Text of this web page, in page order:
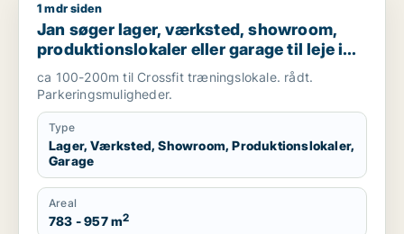
Jan søger lager, værksted, showroom, produktionslokaler
1 mdr siden
Jan søger lager, værksted, showroom,
produktionslokaler eller garage til leje i
Hørsholm eller Kokkedal
ca 100-200m til Crossfit træningslokale. rådt.
Parkeringsmuligheder.
Type
Lager, Værksted, Showroom, Produktionslokaler,
Garage
Areal
783 - 957 m2